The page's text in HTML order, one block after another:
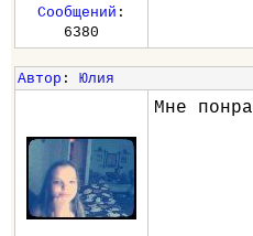
Сообщений :
6380
Автор : Юлия
Мне